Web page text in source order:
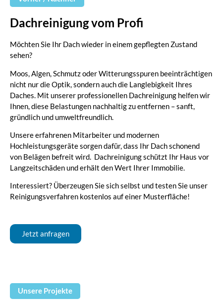
Dachreinigung vom Profi
Möchten Sie Ihr Dach wieder in einem gepflegten Zustand
sehen?
Moos, Algen, Schmutz oder Witterungsspuren beeinträchtigen
nicht nur die Optik, sondern auch die Langlebigkeit Ihres
Daches. Mit unserer professionellen Dachreinigung helfen wir
Ihnen, diese Belastungen nachhaltig zu entfernen – sanft,
gründlich und umweltfreundlich.
Unsere erfahrenen Mitarbeiter und modernen
Hochleistungsgeräte sorgen dafür, dass Ihr Dach schonend
von Belägen befreit wird. Dachreinigung schützt Ihr Haus vor
Langzeitschäden und erhält den Wert Ihrer Immobilie.
Interessiert? Überzeugen Sie sich selbst und testen Sie unser
Reinigungsverfahren kostenlos auf einer Musterfläche!
Jetzt anfragen
Unsere Projekte